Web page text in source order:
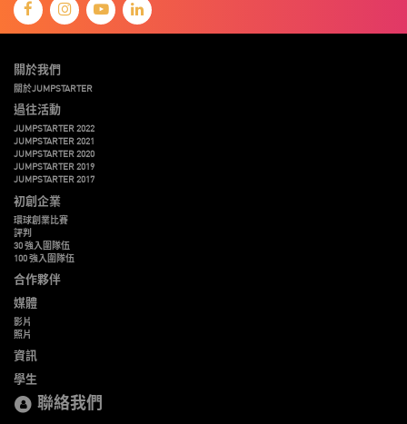
關於我們
關於JUMPSTARTER
過往活動
JUMPSTARTER 2022
JUMPSTARTER 2021
JUMPSTARTER 2020
JUMPSTARTER 2019
JUMPSTARTER 2017
初創企業
環球創業比賽
評判
30 強入圍隊伍
100 強入圍隊伍
合作夥伴
媒體
影片
照片
資訊
學生
聯絡我們